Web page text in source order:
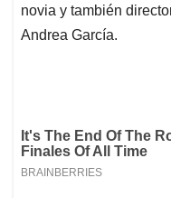
novia y también
Andrea García.